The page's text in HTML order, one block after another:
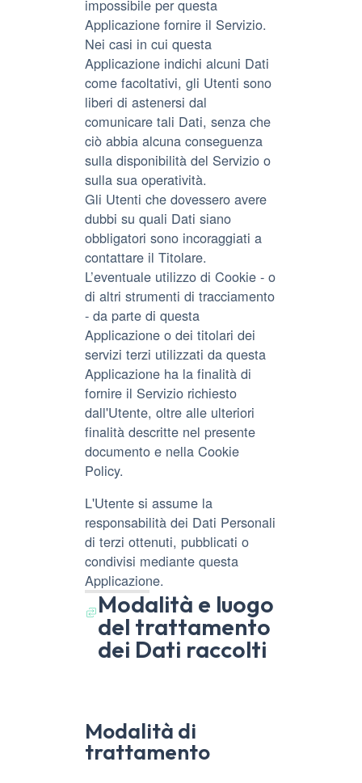
impossibile per questa
Applicazione fornire il Servizio.
Nei casi in cui questa
Applicazione indichi alcuni Dati
come facoltativi, gli Utenti sono
liberi di astenersi dal
comunicare tali Dati, senza che
ciò abbia alcuna conseguenza
sulla disponibilità del Servizio o
sulla sua operatività.
Gli Utenti che dovessero avere
dubbi su quali Dati siano
obbligatori sono incoraggiati a
contattare il Titolare.
L’eventuale utilizzo di Cookie - o
di altri strumenti di tracciamento
- da parte di questa
Applicazione o dei titolari dei
servizi terzi utilizzati da questa
Applicazione ha la finalità di
fornire il Servizio richiesto
dall'Utente, oltre alle ulteriori
finalità descritte nel presente
documento e nella Cookie
Policy.
L'Utente si assume la
responsabilità dei Dati Personali
di terzi ottenuti, pubblicati o
condivisi mediante questa
Applicazione.
Modalità e luogo
del trattamento
dei Dati raccolti
Modalità di
trattamento